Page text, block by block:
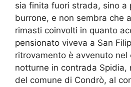
sia finita fuori strada, sino a
burrone, e non sembra che
rimasti coinvolti in quanto
pensionato viveva a San
ritrovamento è avvenuto nel
notturne in contrada Spidia,
del comune di Condrò, al